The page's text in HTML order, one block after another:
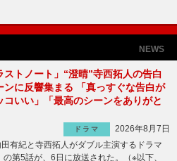
NEWS
ストノート」“澄晴”寺西拓人の告白
ンに反響集まる 「真っすぐな告白が
コいい」「最高のシーンをありがと
ドラマ
2026年8月7日
有紀と寺西拓人がダブル主演するドラマ
第5話が、6日に放送された。（※以下、